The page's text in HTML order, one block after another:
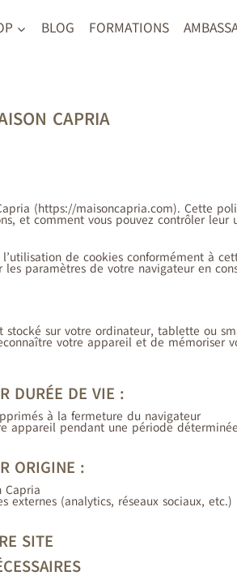
BLOG FORMATIONS
CAPRIA
(https://maisoncapria.com). Cette
et comment vous pouvez contrôler leur
de cookies conformément à
les paramètres de votre navigateur en
sur votre ordinateur, tablette ou
votre appareil et de mémoriser
DURÉE DE VIE :
à la fermeture du navigateur
appareil pendant une période déterminée
ORIGINE :
Capria
externes (analytics, réseaux sociaux, etc.)
SITE